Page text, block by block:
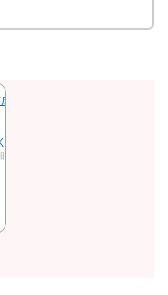
）（当店、福袋とオリパ、遊
点)